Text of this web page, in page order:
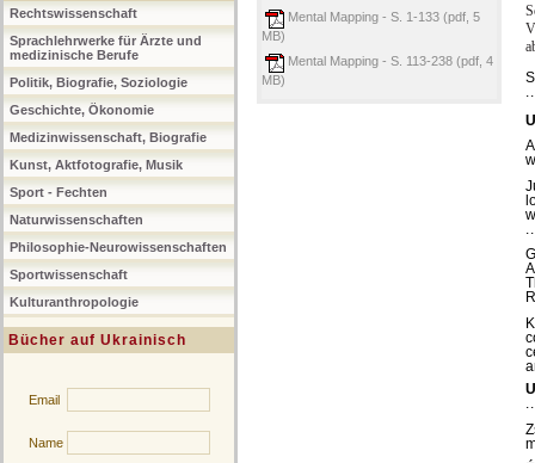
Rechtswissenschaft
Sprachlehrwerke für Ärzte und
medizinische Berufe
Politik, Biografie, Soziologie
Geschichte, Ökonomie
Medizinwissenschaft, Biografie
Kunst, Aktfotografie, Musik
Sport - Fechten
Naturwissenschaften
Philosophie-Neurowissenschaften
Sportwissenschaft
Kulturanthropologie
Bücher auf Ukrainisch
Email
Name
Mental Mapping - S. 1-133 (pdf, 5
MB)
Mental Mapping - S. 113-238 (pdf, 4
MB)